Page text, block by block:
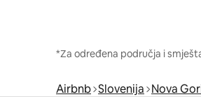
*Za određena područja i
Airbnb Slovenija Nova